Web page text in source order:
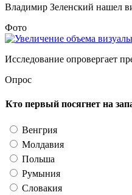
Владимир Зеленский нашел
Фото
Исследование опровергает
Опрос
Кто первый посягнет на
Венгрия
Молдавия
Польша
Румыния
Словакия